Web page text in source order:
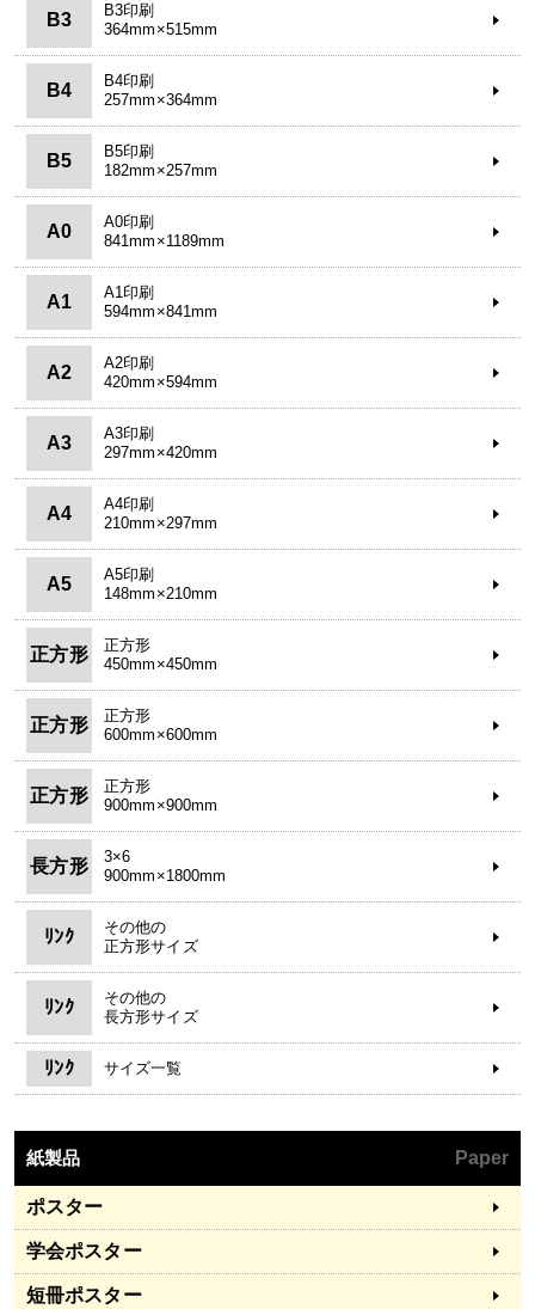
B3
B3印刷
364mm×515mm
B4
B4印刷
257mm×364mm
B5
B5印刷
182mm×257mm
A0
A0印刷
841mm×1189mm
A1
A1印刷
594mm×841mm
A2
A2印刷
420mm×594mm
A3
A3印刷
297mm×420mm
A4
A4印刷
210mm×297mm
A5
A5印刷
148mm×210mm
正方形
正方形
450mm×450mm
正方形
正方形
600mm×600mm
正方形
正方形
900mm×900mm
長方形
3×6
900mm×1800mm
ﾘﾝｸ
その他の
正方形サイズ
ﾘﾝｸ
その他の
長方形サイズ
ﾘﾝｸ サイズ一覧
紙製品 Paper
ポスター
学会ポスター
短冊ポスター